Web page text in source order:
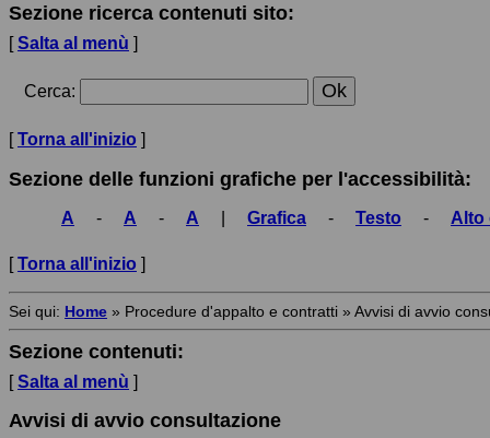
Sezione ricerca contenuti sito:
[Salta al menù ]
Cerca:
[Torna all'inizio ]
Sezione delle funzioni grafiche per l'accessibilità:
A - A - A Grafica - Testo - Alto
[Torna all'inizio ]
Sei qui: Home » Procedure d'appalto e contratti » Avvisi di avvio
Sezione contenuti:
[Salta al menù ]
Avvisi di avvio consultazione